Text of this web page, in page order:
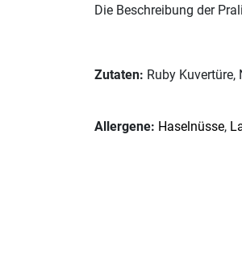
Die Beschreibung der
Zutaten: Ruby Kuvertüre,
Allergene: Haselnüsse,